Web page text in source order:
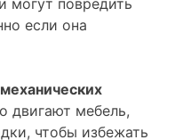
если она
двигают мебель,
чтобы избежать